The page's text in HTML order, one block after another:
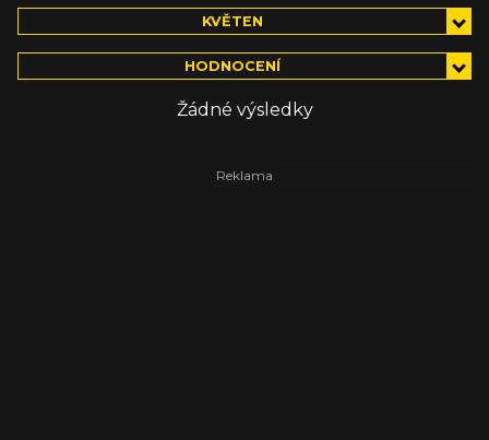
KVĚTEN
HODNOCENÍ
Žádné výsledky